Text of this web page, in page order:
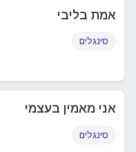
אמת בליבי
סינגלים
אני מאמין בעצמי
סינגלים